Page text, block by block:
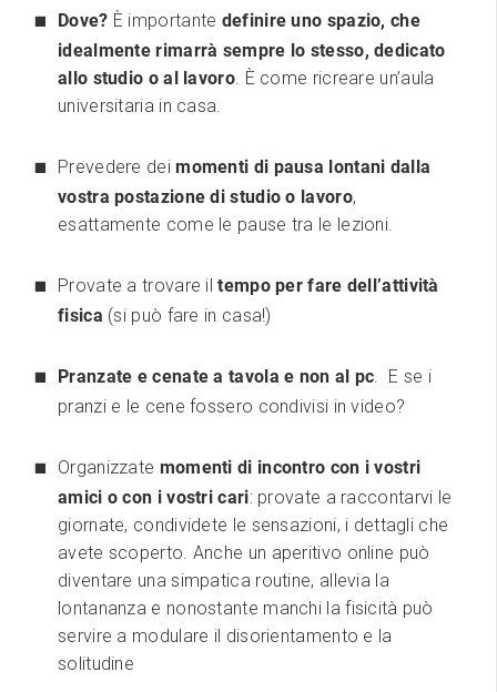
Dove? È importante definire uno spazio, che
idealmente rimarrà sempre lo stesso, dedicato
allo studio o al lavoro. È come ricreare un’aula
universitaria in casa.
Prevedere deimomenti di pausa lontani dalla
vostra postazione di studio o lavoro,
esattamente come le pause tra le lezioni.
Provate a trovare iltempo per fare dell’attività
fisica (si può fare in casa!)
Pranzate e cenate a tavola e non al pc . E se i
pranzi e le cene fossero condivisi in video?
Organizzate momenti di incontro con i vostri
amici o con i vostri cari: provate a raccontarvi le
giornate, condividete le sensazioni, i dettagli che
avete scoperto. Anche un aperitivo online può
diventare una simpatica routine, allevia la
lontananza e nonostante manchi la fisicità può
servire a modulare il disorientamento e la
solitudine